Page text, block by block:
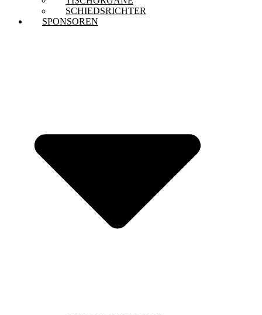
SCHIEDSRICHTER
SPONSOREN